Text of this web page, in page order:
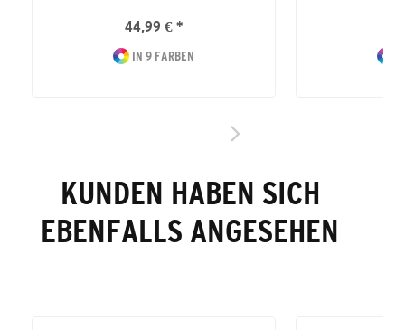
44,99 € *
IN 9 FARBEN
KUNDEN HABEN SICH
EBENFALLS ANGESEHEN